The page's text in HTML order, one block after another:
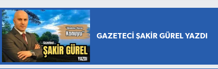
GAZETECİ ŞAKİR GÜREL YAZDI